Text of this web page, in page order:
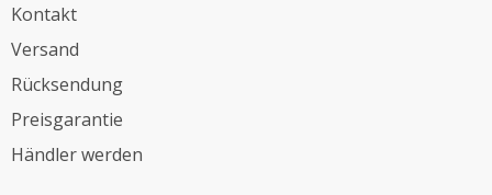
Kontakt
Versand
Rücksendung
Preisgarantie
Händler werden